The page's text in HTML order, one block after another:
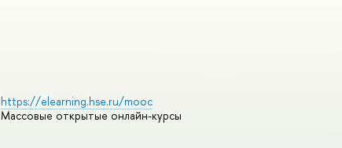
https://elearning.hse.ru/mooc
Массовые открытые онлайн-курсы